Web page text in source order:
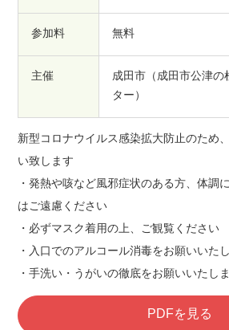
参加料 無料
主催
成田市（成田市公津の
ター）
新型コロナウイルス感染拡大防止のため
い致します
・発熱や咳など風邪症状のある方、体調
はご遠慮ください
・必ずマスク着用の上、ご観覧ください
・入口でのアルコール消毒をお願いいた
・手洗い・うがいの徹底をお願いいたし
PDFを見る